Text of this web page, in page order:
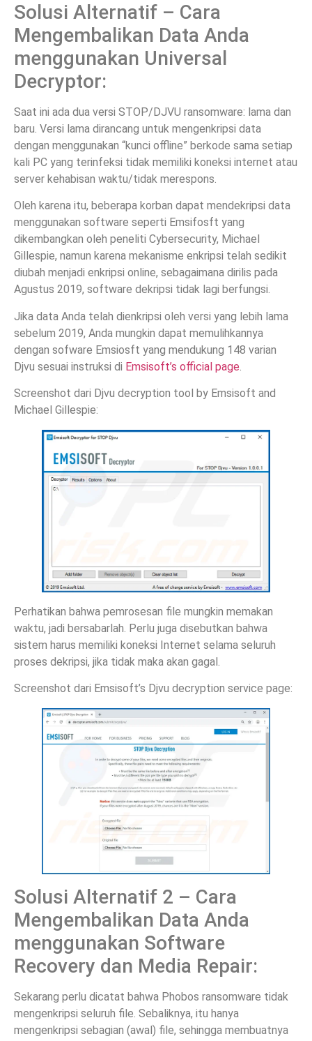
Solusi Alternatif – Cara
Mengembalikan Data Anda
menggunakan Universal
Decryptor:
Saat ini ada dua versi STOP/DJVU ransomware: lama dan
baru. Versi lama dirancang untuk mengenkripsi data
dengan menggunakan “kunci offline” berkode sama setiap
kali PC yang terinfeksi tidak memiliki koneksi internet atau
server kehabisan waktu/tidak merespons.
Oleh karena itu, beberapa korban dapat mendekripsi data
menggunakan software seperti Emsifosft yang
dikembangkan oleh peneliti Cybersecurity, Michael
Gillespie, namun karena mekanisme enkripsi telah sedikit
diubah menjadi enkripsi online, sebagaimana dirilis pada
Agustus 2019, software dekripsi tidak lagi berfungsi.
Jika data Anda telah dienkripsi oleh versi yang lebih lama
sebelum 2019, Anda mungkin dapat memulihkannya
dengan sofware Emsiosft yang mendukung 148 varian
Djvu sesuai instruksi di Emsisoft’s official page
Screenshot dari Djvu decryption tool by Emsisoft and
Michael Gillespie:
Perhatikan bahwa pemrosesan file mungkin memakan
waktu, jadi bersabarlah. Perlu juga disebutkan bahwa
sistem harus memiliki koneksi Internet selama seluruh
proses dekripsi, jika tidak maka akan gagal.
Screenshot dari Emsisoft’s Djvu decryption service page:
Solusi Alternatif 2 – Cara
Mengembalikan Data Anda
menggunakan Software
Recovery dan Media Repair:
Sekarang perlu dicatat bahwa Phobos ransomware tidak
mengenkripsi seluruh file. Sebaliknya, itu hanya
mengenkripsi sebagian (awal) file, sehingga membuatnya